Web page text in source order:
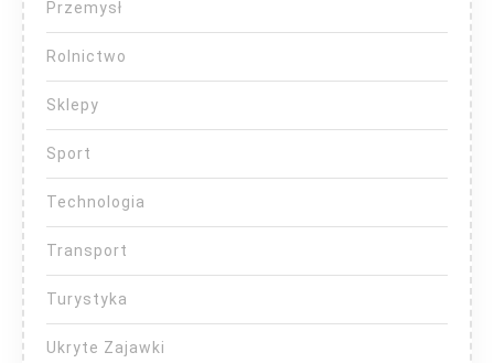
Przemysł
Rolnictwo
Sklepy
Sport
Technologia
Transport
Turystyka
Ukryte Zajawki